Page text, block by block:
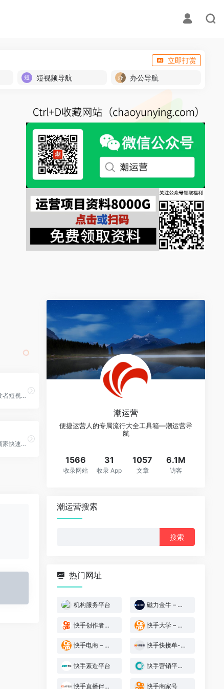
立即打赏
短视频导航 办公导航
快手联盟是移动开发者短视频商业生态联盟，秉持着“视频即服务”的理念，致力于提供创新的短视频/直播商业解决方案，实现用户时长增加、黏性增强，助力用户增长与变现LTV的提升。快手联盟包含广告联盟、内容联盟两种业务形态，旨在通过丰富的优质短视频内容和直播能力，引领行业进入联盟3.0时代。
快手商家号，帮助商家快速打造商业社交关系链。
潮运营
便捷运营人的专属流行大全工具箱—潮运营导
航
1566
收录网站
31
收录 App
1057
文章
6.1M
访客
潮运营搜索
热门网址
机构服务平台 磁力金牛 – 快手电商商家广告投放平台
快手创作者服务平台 快手大学 – 快手运营学院
快手电商 – 快手小店 快手快接单-达人流量价值交易与管理平台
快手素造平台 快手营销平台 – 磁力引擎
快手直播伴侣-下载 快手商家号